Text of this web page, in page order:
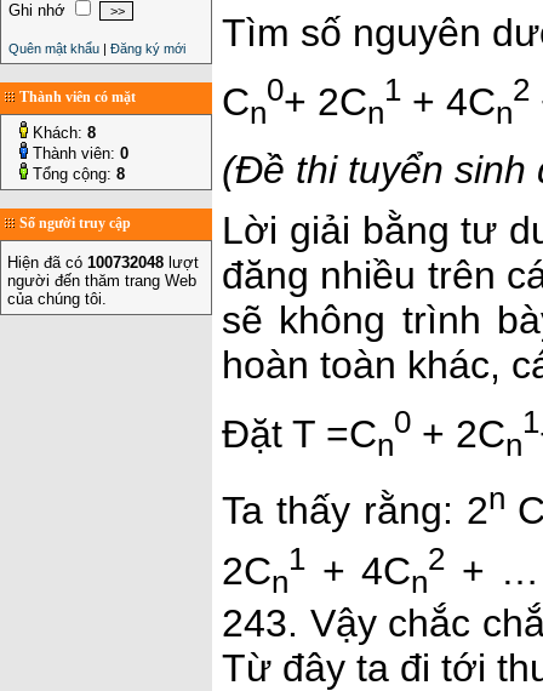
Ghi nhớ
Quên mật khẩu | Đăng ký mới
Thành viên có mặt
Khách: 8
Thành viên: 0
Tổng cộng: 8
Số người truy cập
Hiện đã có 100732048 lượt
người đến thăm trang Web
của chúng tôi.
Tìm số nguyên
Cn
0+ 2Cn
1 + 4Cn
2
(Đề thi tuyển sinh
Lời giải bằng tư
đăng nhiều trên
sẽ không trình
hoàn toàn khác,
Đặt T =Cn
0 + 2Cn
1
Ta thấy rằng: 2n
2Cn
1 + 4Cn
2 + …
243. Vậy chắc
Từ đây ta đi tới